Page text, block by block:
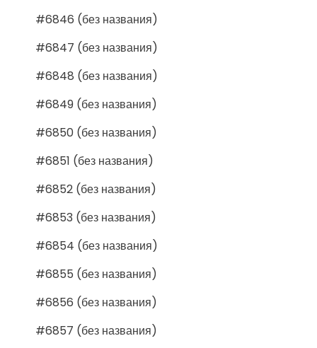
#6846 (без названия)
#6847 (без названия)
#6848 (без названия)
#6849 (без названия)
#6850 (без названия)
#6851 (без названия)
#6852 (без названия)
#6853 (без названия)
#6854 (без названия)
#6855 (без названия)
#6856 (без названия)
#6857 (без названия)